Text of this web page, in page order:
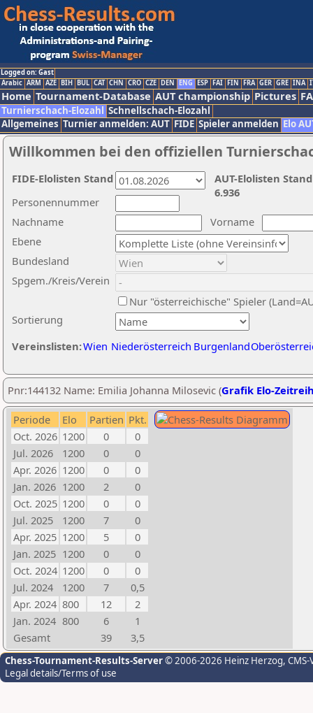
Logged on: Gast
Arabic ARM AZE BIH BUL CAT CHN CRO CZE DEN ENG ESP FAI FIN FRA GER GRE INA
Home Tournament-Database AUT championship Pictures
Turnierschach-Elozahl Schnellschach-Elozahl
Allgemeines Turnier anmelden: AUT FIDE Spieler anmelden Elo
Willkommen bei den offiziellen
Nachname
Vorname
Ebene
Sortierung
Personennummer
Bundesland
Spgem./Kreis/Verein
Nur "österreichische" Spieler
Vereinslisten:Wien Niederösterreich Burgenland
AUT-Elolisten
6.936
FIDE-Elolisten Stand
Pnr:144132 Name: Emilia Johanna Milosevic (Grafik Elo-
Periode Elo Partien Pkt.
Oct. 2026 1200 0
0
Jul. 2026
1200 0
0
Apr. 2026 1200 0
0
Jan. 2026 1200 2
0
Oct. 2025 1200 0
0
Jul. 2025
1200 7
0
Apr. 2025 1200 5
0
Jan. 2025 1200 0
0
Oct. 2024 1200 0
0
Jul. 2024
1200 7
0,5
Apr. 2024 800 12
2
Jan. 2024 800 6
1
Gesamt
39 3,5
Chess-Tournament-Results-Server© 2006-2026 Heinz Herzog,
Legal details/Terms of use